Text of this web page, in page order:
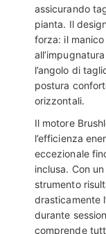
assicurando
pianta. Il
forza: il
l’angolo di
postura
orizzontali.
Il motore
l’efficienza
eccezionale
inclusa. Con
strumento
drasticamente
durante
comprende